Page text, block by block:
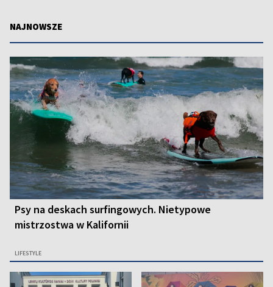
NAJNOWSZE
Psy na deskach surfingowych. Nietypowe
mistrzostwa w Kalifornii
LIFESTYLE